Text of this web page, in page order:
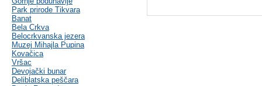
Park prirode Tikvara
Banat
Bela Crkva
Belocrkvanska jezera
Muzej Mihajla Pupina
Kovačica
Vršac
Devojački bunar
Deliblatska peščara